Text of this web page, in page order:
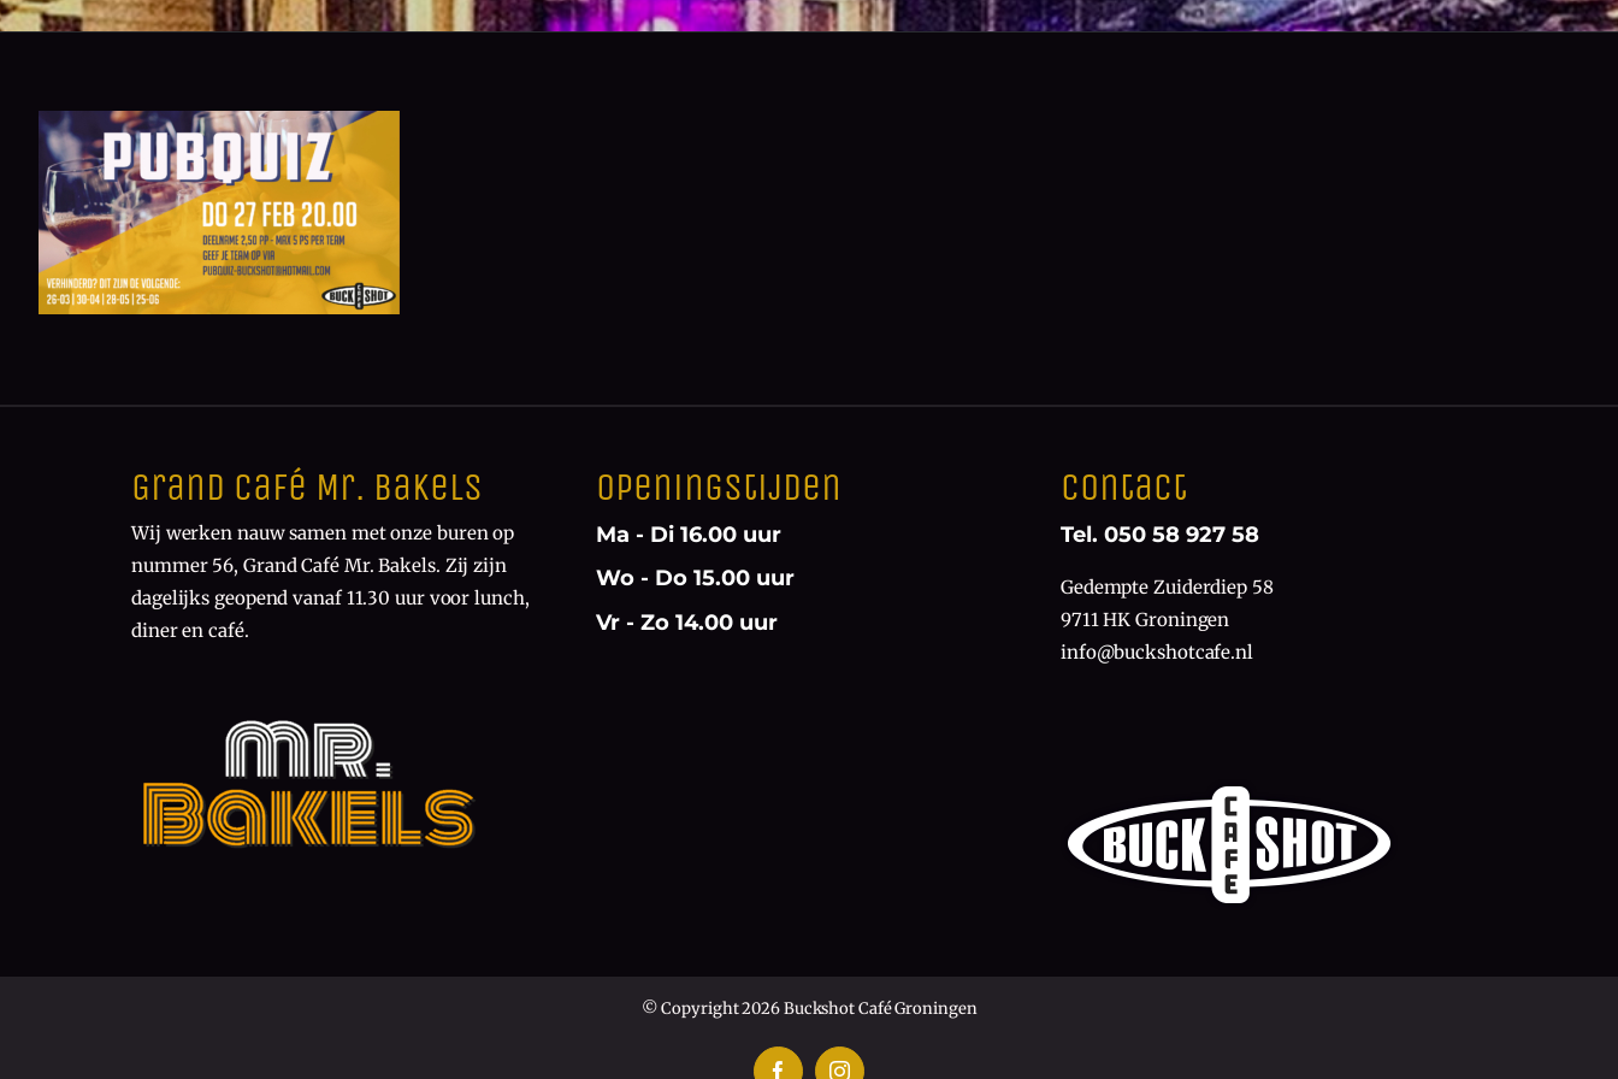
Grand Café Mr. Bakels
Wij werken nauw samen met onze buren op
nummer 56, Grand Café Mr. Bakels. Zij zijn
dagelijks geopend vanaf 11.30 uur voor lunch,
diner en café.
Openingstijden
Ma - Di 16.00 uur
Wo - Do 15.00 uur
Vr - Zo 14.00 uur
Contact
Tel. 050 58 927 58
Gedempte Zuiderdiep 58
9711 HK Groningen
info@buckshotcafe.nl
© Copyright 2026 Buckshot Café Groningen